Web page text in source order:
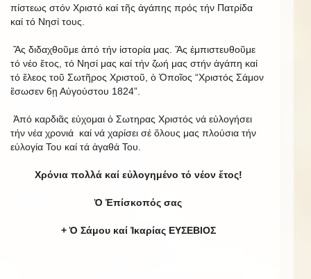
πίστεως στόν Χριστό καί τῆς ἀγάπης πρός τήν Πατρίδα
καί τό Νησί τους.
Ἄς διδαχθοῦμε ἀπό τήν ἱστορία μας. Ἂς ἐμπιστευθοῦμε
τό νέο ἔτος, τό Νησί μας καί τήν ζωή μας στήν ἀγάπη καί
τό ἔλεος τοῦ Σωτῆρος Χριστοῦ, ὁ Ὁποῖος “Χριστός Σάμον
ἒσωσεν 6ῃ Αὐγούστου 1824”.
Ἀπό καρδιᾶς εὐχομαι ὁ Σωτηρας Χριστός νά εὐλογήσει
τήν νέα χρονιά καί νά χαρίσει σέ ὅλους μας πλούσια τήν
εὐλογία Του καί τά ἀγαθά Του.
Χρόνια πολλά καί εὐλογημένο τό νέον ἔτος!
Ὁ Ἐπίσκοπός σας
+ Ὁ Σάμου καί Ἰκαρίας ΕΥΣΕΒΙΟΣ